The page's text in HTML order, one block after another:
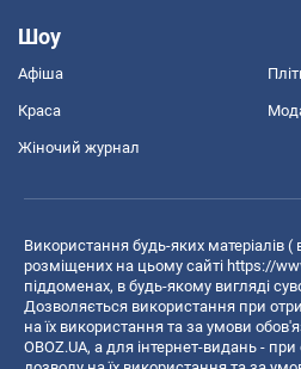
Шоу
Афіша
Краса
Жіночий журнал
Використання будь-яких матеріалів (
розміщених на цьому сайті https://
піддоменах, в будь-якому вигляді
Дозволяється використання при
на їх використання та за умови
OBOZ.UA, а для інтернет-видань -